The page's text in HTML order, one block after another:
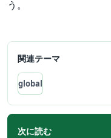
う。
関連テーマ
global
次に読む